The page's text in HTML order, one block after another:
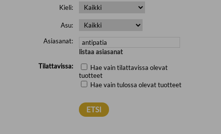
Kieli:
Asu:
Asiasanat:
listaa asiasanat
Tilattavissa:
Hae vain tilattavissa olevat
tuotteet
Hae vain tulossa olevat tuotteet